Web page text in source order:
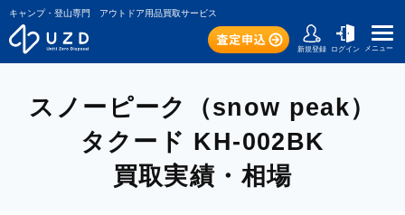
キャンプ・登山専門 アウトドア用品買取サービス
新規登録 ログイン メニュー
スノーピーク（snow peak）
タクード KH-002BK
買取実績・相場